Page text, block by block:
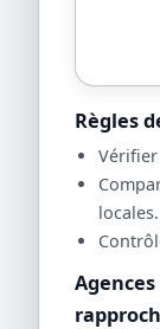
Règles
locales.